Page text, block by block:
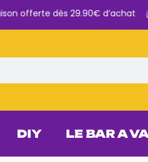
offerte dès 29.90€ d’achat
DIY LE BAR A